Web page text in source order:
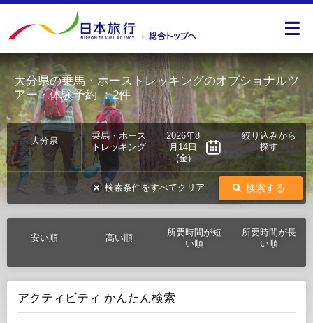
大分県の乗馬・ホーストレッキングのオプショナルツ
アー・体験予約：2件
大分県
乗馬・ホース
トレッキング
2026年8
月14日
(金)
絞り込みから
探す
検索する
検索条件をすべてクリア
安い順 高い順
所要時間が短
い順
所要時間が長
い順
アクティビティ かんたん検索